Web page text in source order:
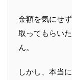
金額を気にせ
取ってもらい
ん。
しかし、本当